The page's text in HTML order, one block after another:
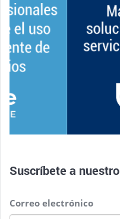
Suscríbete a nuestro
Correo electrónico